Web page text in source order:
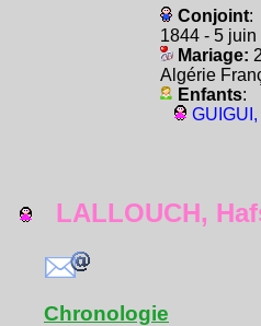
Conjoint:
1844 - 5 juin
Mariage:
Algérie
Enfants:
LALLOUCH,
Chronologie